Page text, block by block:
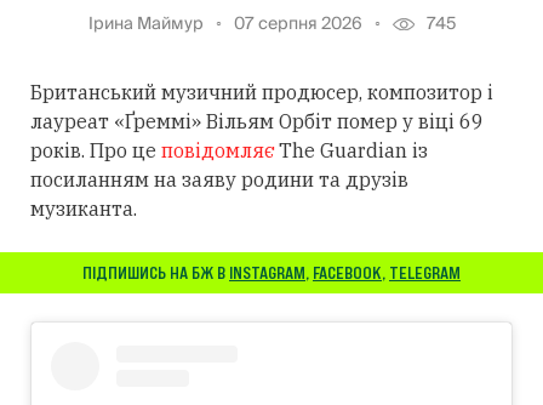
Ірина Маймур 07 серпня 2026 745
Британський музичний продюсер, композитор і
лауреат «Ґреммі» Вільям Орбіт помер у віці 69
років. Про це повідомляєThe Guardian із
посиланням на заяву родини та друзів
музиканта.
ПІДПИШИСЬ НА БЖ В INSTAGRAM, FACEBOOK, TELEGRAM